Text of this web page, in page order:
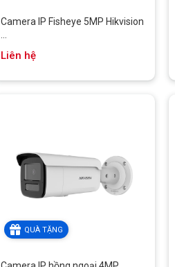
Camera IP Fisheye 5MP Hikvision
Liên hệ
QUÀ TẶNG